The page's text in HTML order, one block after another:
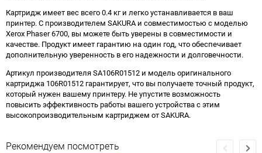
Картридж имеет вес всего 0.4 кг и легко устанавливается в ваш
принтер. С производителем SAKURA и совместимостью с моделью
Xerox Phaser 6700, вы можете быть уверены в совместимости и
качестве. Продукт имеет гарантию на один год, что обеспечивает
дополнительную уверенность в его надежности и долговечности.
Артикул производителя SA106R01512 и модель оригинального
картриджа 106R01512 гарантирует, что вы получаете точный продукт,
который нужен вашему принтеру. Не упустите возможность
повысить эффективность работы вашего устройства с этим
высокопроизводительным картриджем от SAKURA.
Рекомендуем посмотреть